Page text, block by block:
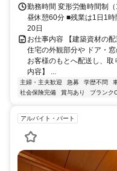
勤務時間 変形労働時間制
昼休憩60分 ■残業は1日1時
20日
お仕事内容 【建築資材の
住宅の外観部分や ドア・
お客様のもとへ配送し、
内容】 ...
主婦・主夫歓迎 急募 学歴不問
社会保険完備
賞与あり ブランク
アルバイト・パート